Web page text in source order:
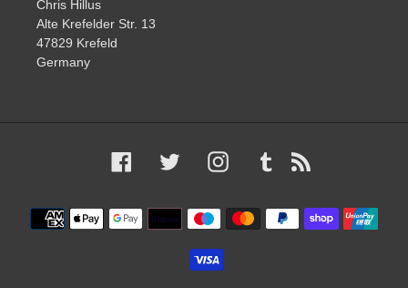
Chris Hillus
Alte Krefelder Str. 13
47829 Krefeld
Germany
FacebookTwitter Instagram Tumblr
Zahlungsmethoden